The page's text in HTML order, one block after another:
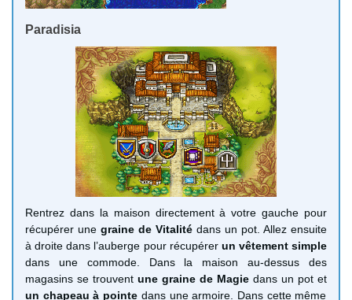
Paradisia
Rentrez dans la maison directement à votre gauche pour
récupérer une graine de Vitalité dans un pot. Allez ensuite
à droite dans l’auberge pour récupérerun vêtement simple
dans une commode. Dans la maison au-dessus des
magasins se trouvent une graine de Magie dans un pot et
un chapeau à pointe dans une armoire. Dans cette même